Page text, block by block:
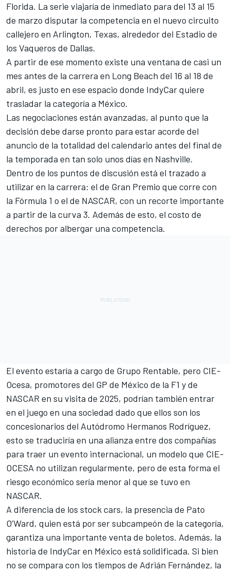
Florida. La serie viajaría de inmediato para del 13 al 15
de marzo disputar la competencia en el nuevo circuito
callejero en Arlington, Texas, alrededor del Estadio de
los Vaqueros de Dallas.
A partir de ese momento existe una ventana de casi un
mes antes de la carrera en Long Beach del 16 al 18 de
abril, es justo en ese espacio donde IndyCar quiere
trasladar la categoría a México.
Las negociaciones están avanzadas, al punto que la
decisión debe darse pronto para estar acorde del
anuncio de la totalidad del calendario antes del final de
la temporada en tan solo unos días en Nashville.
Dentro de los puntos de discusión está el trazado a
utilizar en la carrera: el de Gran Premio que corre con
la Fórmula 1 o el de NASCAR, con un recorte importante
a partir de la curva 3. Además de esto, el costo de
derechos por albergar una competencia.
El evento estaría a cargo de Grupo Rentable, pero CIE-
Ocesa, promotores del GP de México de la F1 y de
NASCAR en su visita de 2025, podrían también entrar
en el juego en una sociedad dado que ellos son los
concesionarios del Autódromo Hermanos Rodríguez,
esto se traduciría en una alianza entre dos compañías
para traer un evento internacional, un modelo que CIE-
OCESA no utilizan regularmente, pero de esta forma el
riesgo económico sería menor al que se tuvo en
NASCAR.
A diferencia de los stock cars, la presencia de Pato
O’Ward, quien está por ser subcampeón de la categoría,
garantiza una importante venta de boletos. Además, la
historia de IndyCar en México está solidificada. Si bien
no se compara con los tiempos de Adrián Fernández, la